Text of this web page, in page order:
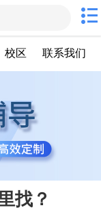
校区 联系我们
找？